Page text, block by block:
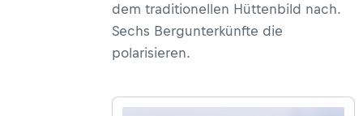
dem traditionellen Hüttenbild nach.
Sechs Bergunterkünfte die
polarisieren.